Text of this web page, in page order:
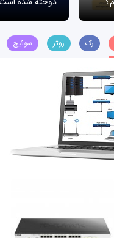
رک روتر سوئیچ